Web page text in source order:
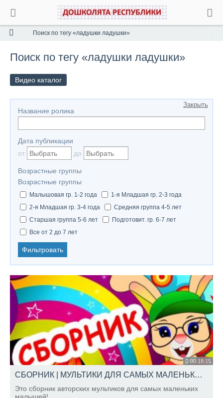
Поиск по тегу «ладушки ладушки»
Поиск по тегу «ладушки ладушки»
Видео каталог
Закрыть
Название ролика
Дата публикации
от
до
Возрастные группы
Возрастные группы
Малышовая гр. 1-2 года
1-я Младшая гр. 2-3 года
2-я Младшая гр. 3-4 года
Средняя группа 4-5 лет
Старшая группа 5-6 лет
Подготовит. гр. 6-7 лет
Все от 2 до 7 лет
Фильтровать
00:18:15
СБОРНИК | МУЛЬТИКИ ДЛЯ САМЫХ МАЛЕНЬКИХ | ПОТЕШКИ И МНОГОЕ ДРУГОЕ | ШКОЛА КРОЛИКА БОБО
Это сборник авторских мультиков для самых маленьких